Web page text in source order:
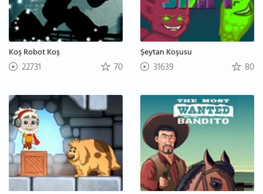
Koş Robot Koş
22731 70
Şeytan Koşusu
31639 80